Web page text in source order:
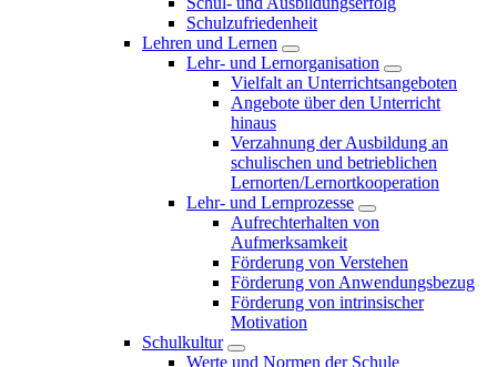
Schulzufriedenheit
Lehren und Lernen
Lehr- und Lernorganisation
Vielfalt an Unterrichtsangeboten
Angebote über den Unterricht
hinaus
Verzahnung der Ausbildung an
schulischen und betrieblichen
Lernorten/Lernortkooperation
Lehr- und Lernprozesse
Aufrechterhalten von
Aufmerksamkeit
Förderung von Verstehen
Förderung von Anwendungsbezug
Förderung von intrinsischer
Motivation
Schulkultur
Werte und Normen der Schule